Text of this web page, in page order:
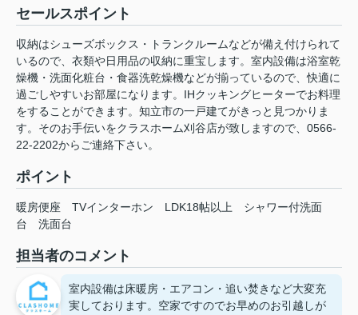
セールスポイント
収納はシューズボックス・トランクルームなどが備え付けられて
いるので、衣類や日用品の収納に重宝します。室内設備は浴室乾
燥機・洗面化粧台・食器洗乾燥機などが揃っているので、快適に
過ごしやすいお部屋になります。IHクッキングヒーターでお料理
をすることができます。知立市の一戸建てがきっと見つかりま
す。そのお手伝いをクラスホーム刈谷店が致しますので、0566-
22-2202からご連絡下さい。
ポイント
暖房便座 TVインターホン LDK18帖以上
シャワー付洗面
台
洗面台
担当者のコメント
室内設備は床暖房・エアコン・追い焚きなど大変充
実しております。空家ですのでお早めのお引越しが